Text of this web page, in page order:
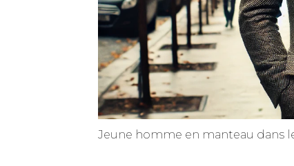
Jeune homme en manteau dans